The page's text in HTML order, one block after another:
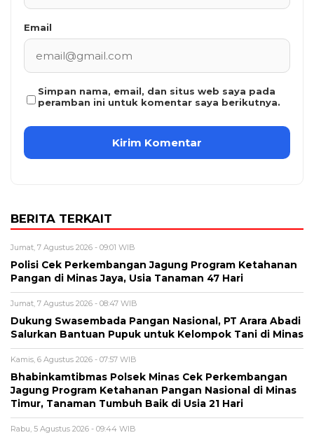
Email
Simpan nama, email, dan situs web saya pada
peramban ini untuk komentar saya berikutnya.
BERITA TERKAIT
Jumat, 7 Agustus 2026 - 09:01 WIB
Polisi Cek Perkembangan Jagung Program Ketahanan
Pangan di Minas Jaya, Usia Tanaman 47 Hari
Jumat, 7 Agustus 2026 - 08:47 WIB
Dukung Swasembada Pangan Nasional, PT Arara Abadi
Salurkan Bantuan Pupuk untuk Kelompok Tani di Minas
Kamis, 6 Agustus 2026 - 07:57 WIB
Bhabinkamtibmas Polsek Minas Cek Perkembangan
Jagung Program Ketahanan Pangan Nasional di Minas
Timur, Tanaman Tumbuh Baik di Usia 21 Hari
Rabu, 5 Agustus 2026 - 09:44 WIB